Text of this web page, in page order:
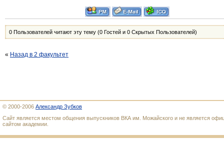
0 Пользователей читают эту тему (0 Гостей и 0 Скрытых Пользователей)
« Назад в 2 факультет
© 2000-2006 Александр Зубков
Сайт является местом общения выпускников ВКА им. Можайского и не является
сайтом академии.